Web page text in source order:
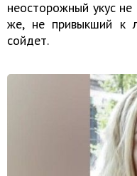
неосторожный укус
же, не привыкший к
сойдет.